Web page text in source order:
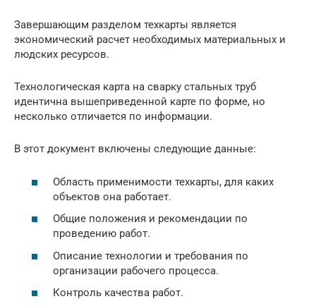
Завершающим разделом техкарты является
экономический расчет необходимых материальных и
людских ресурсов.
Технологическая карта на сварку стальных труб
идентична вышеприведенной карте по форме, но
несколько отличается по информации.
В этот документ включены следующие данные:
Область применимости техкарты, для каких
объектов она работает.
Общие положения и рекомендации по
проведению работ.
Описание технологии и требования по
организации рабочего процесса.
Контроль качества работ.